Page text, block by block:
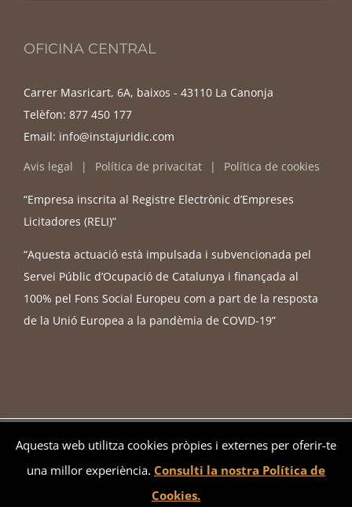
OFICINA CENTRAL
Carrer Masricart, 6A, baixos - 43110 La Canonja
Telèfon: 877 450 177
Email: info@instajuridic.com
Avis legal
Política de privacitat Política de cookies
“Empresa inscrita al Registre Electrònic d’Empreses
Licitadores (RELI)”
“Aquesta actuació està impulsada i subvencionada pel
Servei Públic d’Ocupació de Catalunya i finançada al
100% pel Fons Social Europeu com a part de la resposta
de la Unió Europea a la pandèmia de COVID-19”
instajuridic.com - © Copyright 2026 -2026 - Web bySonosmedia
BlueskyLinkedInYouTubeInstagram
Aquesta web utilitza cookies pròpies i externes per oferir-te
una millor experiència. Consulti la nostra Política de
Cookies.